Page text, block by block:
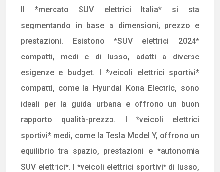
Il *mercato SUV elettrici Italia* si sta
segmentando in base a dimensioni, prezzo e
prestazioni. Esistono *SUV elettrici 2024*
compatti, medi e di lusso, adatti a diverse
esigenze e budget. I *veicoli elettrici sportivi*
compatti, come la Hyundai Kona Electric, sono
ideali per la guida urbana e offrono un buon
rapporto qualità-prezzo. I *veicoli elettrici
sportivi* medi, come la Tesla Model Y, offrono un
equilibrio tra spazio, prestazioni e *autonomia
SUV elettrici*. I *veicoli elettrici sportivi* di lusso,